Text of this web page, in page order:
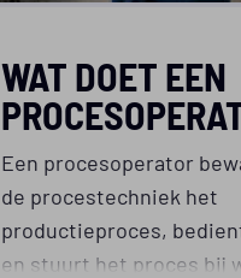
WAT DOET EEN
Een procesoperator
de procestechniek het
productieproces,
en stuurt het proces bij